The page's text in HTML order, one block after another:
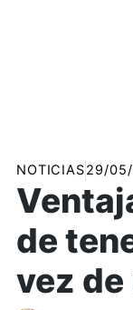
NOTICIAS29/
de
vez